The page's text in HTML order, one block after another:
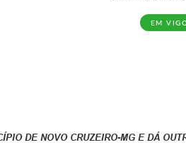
EM
DE NOVO CRUZEIRO-MG E DÁ